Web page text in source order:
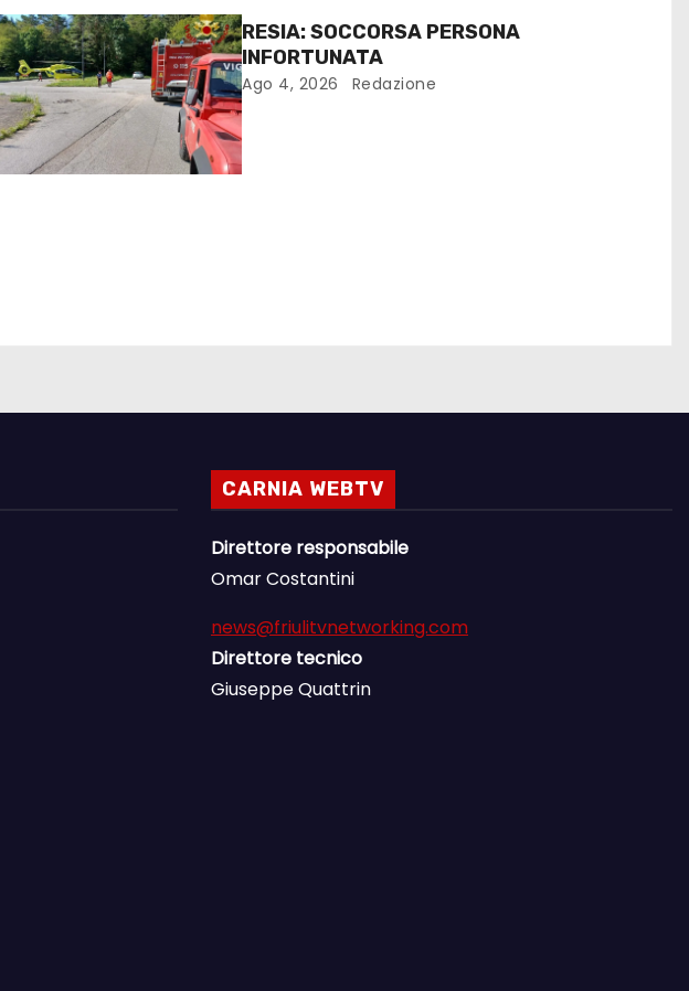
RESIA: SOCCORSA PERSONA
INFORTUNATA
Ago 4, 2026 Redazione
CARNIA WEBTV
Direttore responsabile
Omar Costantini
news@friulitvnetworking.com
Direttore tecnico
Giuseppe Quattrin